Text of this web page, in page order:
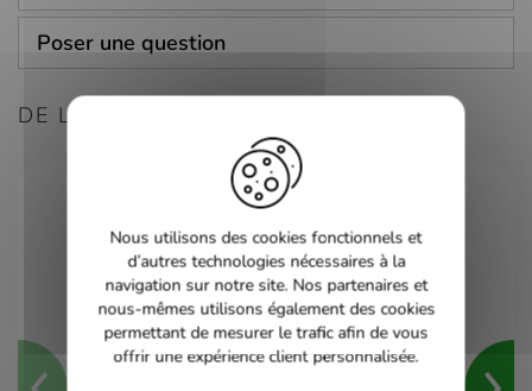
Poser une question
DE LA MÊME CONSOLE
Nous utilisons des cookies fonctionnels et
d’autres technologies nécessaires à la
navigation sur notre site. Nos partenaires et
nous-mêmes utilisons également des cookies
permettant de mesurer le trafic afin de vous
offrir une expérience client personnalisée.